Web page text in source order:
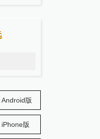
Android版
iPhone版